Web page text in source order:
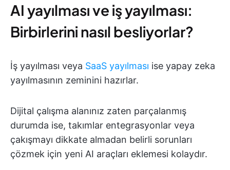
AI yayılması ve iş yayılması:
Birbirlerini nasıl besliyorlar?
İş yayılması veya SaaS yayılması ise yapay zeka
yayılmasının zeminini hazırlar.
Dijital çalışma alanınız zaten parçalanmış
durumda ise, takımlar entegrasyonlar veya
çakışmayı dikkate almadan belirli sorunları
çözmek için yeni AI araçları eklemesi kolaydır.